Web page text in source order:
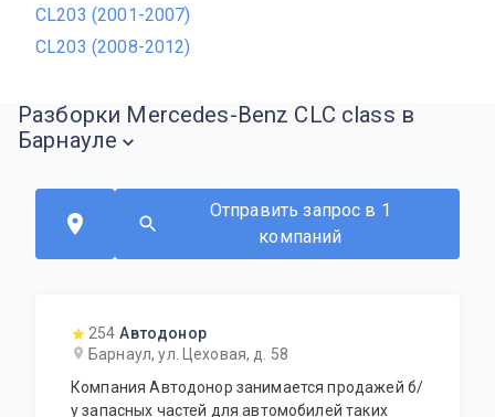
CL203 (2001-2007)
CL203 (2008-2012)
Разборки Mercedes-Benz CLC class в
Барнауле
Отправить запрос в 1
компаний
254 Автодонор
Барнаул, ул. Цеховая, д. 58
Компания Автодонор занимается продажей б/
у запасных частей для автомобилей таких